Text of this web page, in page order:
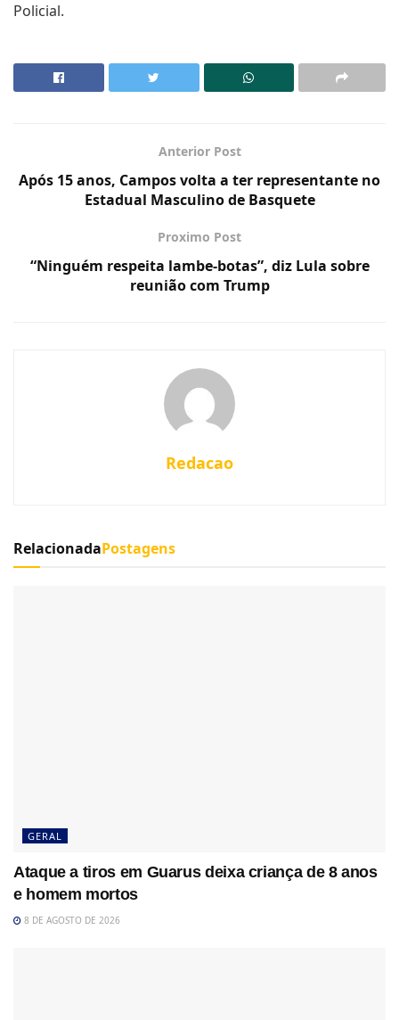
Policial.
Anterior Post
Após 15 anos, Campos volta a ter representante no
Estadual Masculino de Basquete
Proximo Post
“Ninguém respeita lambe-botas”, diz Lula sobre
reunião com Trump
Redacao
RelacionadaPostagens
GERAL
Ataque a tiros em Guarus deixa criança de 8 anos
e homem mortos
8 DE AGOSTO DE 2026